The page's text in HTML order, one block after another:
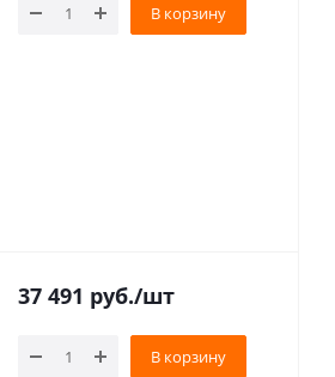
В корзину
37 491 руб./шт
В корзину